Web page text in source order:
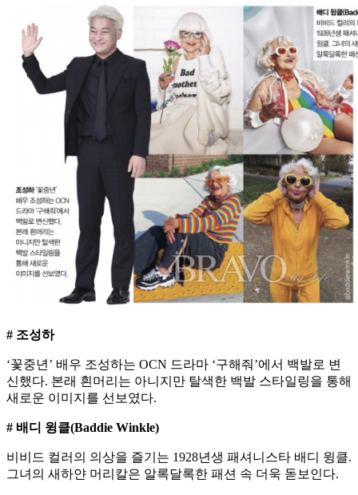
# 조성하
‘꽃중년’ 배우 조성하는 OCN 드라마 ‘구해줘’에서 백발로 변
신했다. 본래 흰머리는 아니지만 탈색한 백발 스타일링을 통해
새로운 이미지를 선보였다.
# 배디 윙클(Baddie Winkle)
비비드 컬러의 의상을 즐기는 1928년생 패셔니스타 배디 윙클.
그녀의 새하얀 머리칼은 알록달록한 패션 속 더욱 돋보인다.